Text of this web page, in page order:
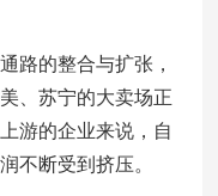
的整合与扩张，
、苏宁的大卖场正
游的企业来说，自
不断受到挤压。